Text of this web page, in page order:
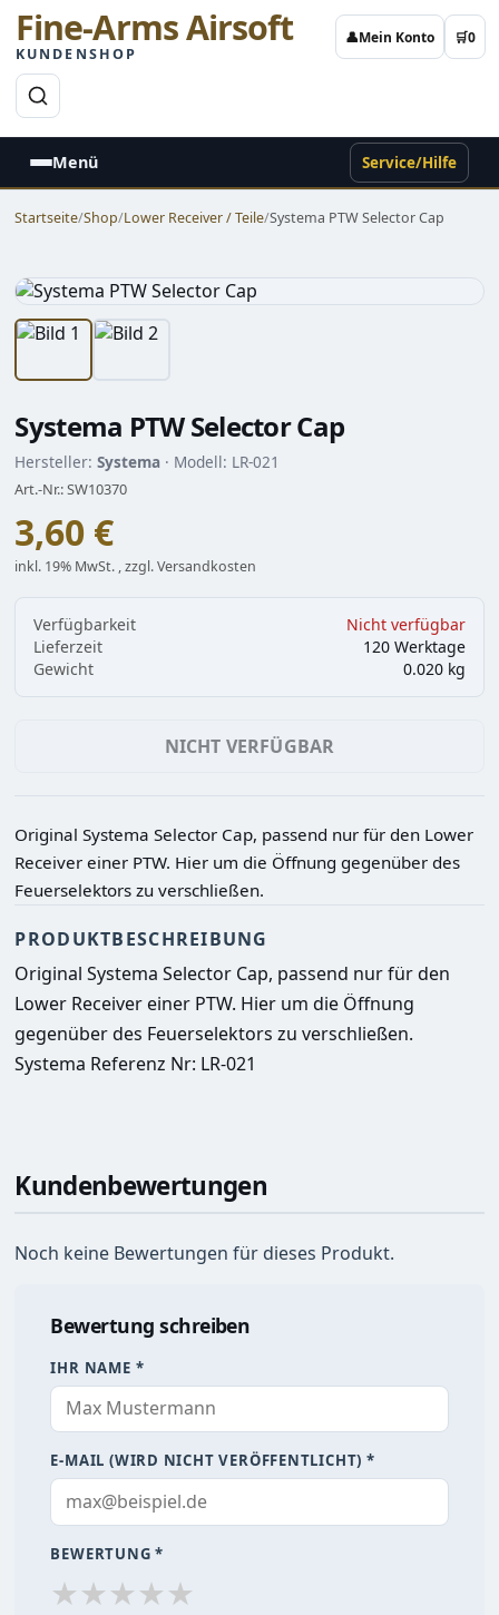
Fine-Arms Airsoft
KUNDENSHOP
👤Mein Konto 🛒0
Menü Service/Hilfe
Startseite/Shop/Lower Receiver / Teile/Systema PTW Selector Cap
Systema PTW Selector Cap
Hersteller:Systema · Modell: LR-021
Art.-Nr.: SW10370
3,60 €
inkl. 19% MwSt. , zzgl. Versandkosten
Verfügbarkeit
Nicht verfügbar
Lieferzeit
120 Werktage
Gewicht
0.020 kg
NICHT VERFÜGBAR
Original Systema Selector Cap, passend nur für den Lower
Receiver einer PTW. Hier um die Öffnung gegenüber des
Feuerselektors zu verschließen.
PRODUKTBESCHREIBUNG
Original Systema Selector Cap, passend nur für den
Lower Receiver einer PTW. Hier um die Öffnung
gegenüber des Feuerselektors zu verschließen.
Systema Referenz Nr: LR-021
Kundenbewertungen
Noch keine Bewertungen für dieses Produkt.
Bewertung schreiben
IHR NAME *
E-MAIL (WIRD NICHT VERÖFFENTLICHT) *
BEWERTUNG *
★★★★★